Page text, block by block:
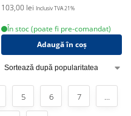
103,00 lei Inclusiv TVA 21%
În stoc (poate fi pre-comandat)
Adaugă în coș
5 6 7 …